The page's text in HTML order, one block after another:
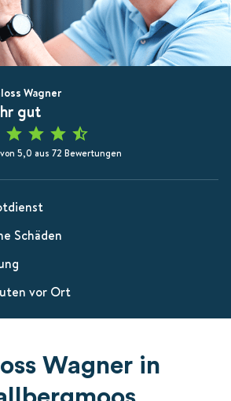
Wagner
gut
5,0 aus 72 Bewertungen
Schäden
vor Ort
Wagner in